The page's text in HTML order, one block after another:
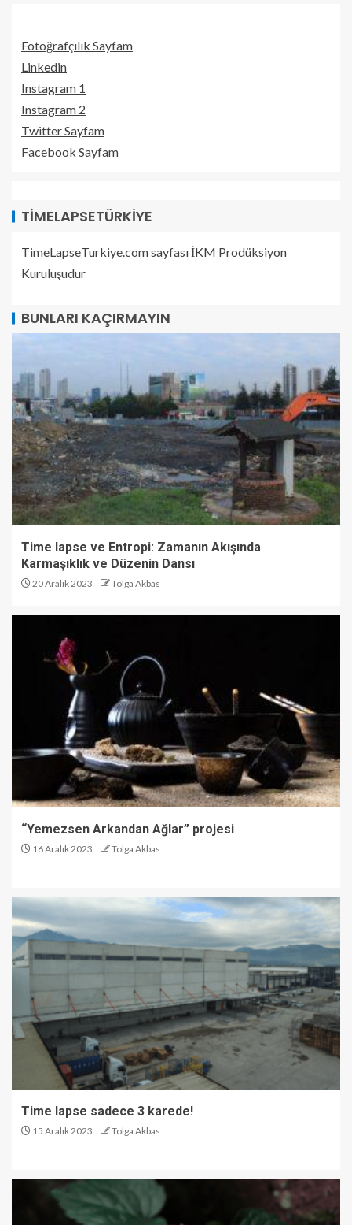
Fotoğrafçılık Sayfam
Linkedin
Instagram 1
Instagram 2
Twitter Sayfam
Facebook Sayfam
TIMELAPSETÜRKIYE
TimeLapseTurkiye.com sayfası İKM Prodüksiyon
Kuruluşudur
BUNLARI KAÇIRMAYIN
Time lapse ve Entropi: Zamanın Akışında
Karmaşıklık ve Düzenin Dansı
20 Aralık 2023 Tolga Akbas
“Yemezsen Arkandan Ağlar” projesi
16 Aralık 2023 Tolga Akbas
Time lapse sadece 3 karede!
15 Aralık 2023 Tolga Akbas